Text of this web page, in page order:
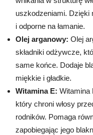
uszkodzeniami. Dzięki
i odporne na łamanie.
Olej arganowy: Olej
składniki odżywcze,
same końce. Dodaje
miękkie i gładkie.
Witamina E: Witamina
który chroni włosy
rodników. Pomaga
zapobiegając jego